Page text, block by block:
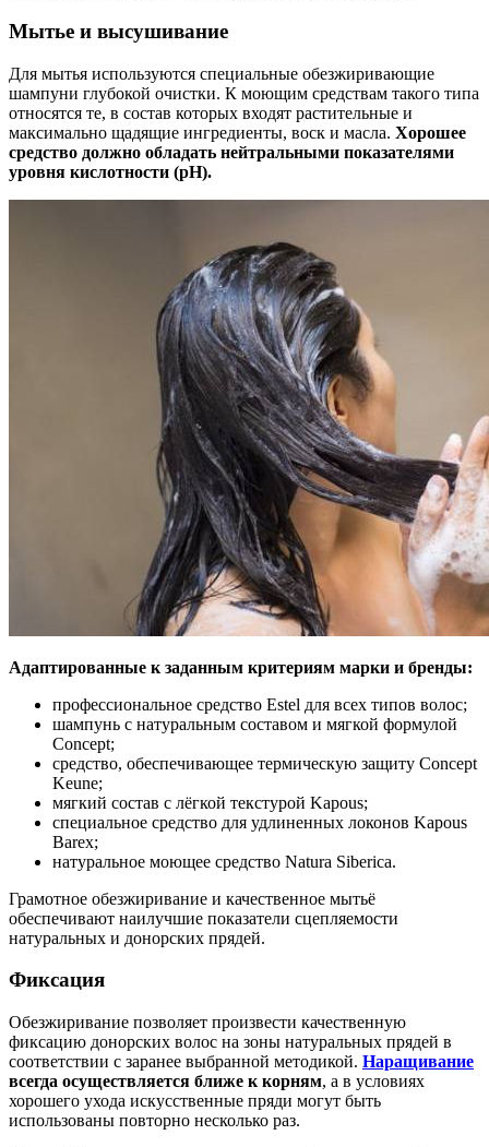
Мытье и высушивание
Для мытья используются специальные обезжиривающие
шампуни глубокой очистки. К моющим средствам такого типа
относятся те, в состав которых входят растительные и
максимально щадящие ингредиенты, воск и масла. Хорошее
средство должно обладать нейтральными показателями
уровня кислотности (рН).
Адаптированные к заданным критериям марки и бренды:
профессиональное средство Estel для всех типов волос;
шампунь с натуральным составом и мягкой формулой
Concept;
средство, обеспечивающее термическую защиту Concept
Keune;
мягкий состав с лёгкой текстурой Kapous;
специальное средство для удлиненных локонов Kapous
Barex;
натуральное моющее средство Natura Siberica.
Грамотное обезжиривание и качественное мытьё
обеспечивают наилучшие показатели сцепляемости
натуральных и донорских прядей.
Фиксация
Обезжиривание позволяет произвести качественную
фиксацию донорских волос на зоны натуральных прядей в
соответствии с заранее выбранной методикой. Наращивание
всегда осуществляется ближе к корням, а в условиях
хорошего ухода искусственные пряди могут быть
использованы повторно несколько раз.